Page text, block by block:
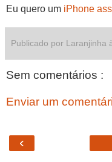
Eu quero um iPhone
Publicado por Laranjinha
Sem comentários :
Enviar um
‹